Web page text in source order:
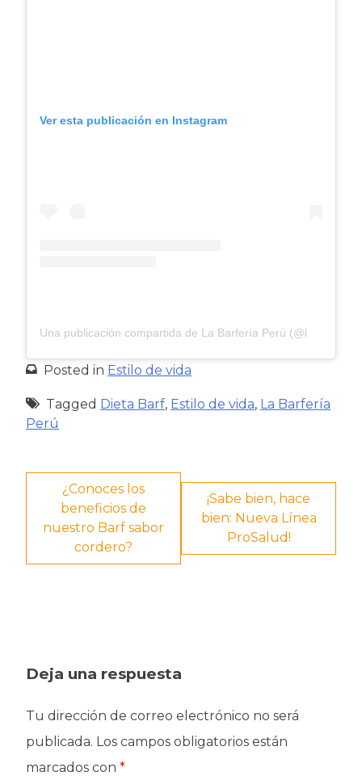
Ver esta publicación en Instagram
Posted in Estilo de vida
Tagged Dieta Barf, Estilo de vida, La Barfería
Perú
Navegación
entradas
¿Conoces los
beneficios de
nuestro Barf sabor
cordero?
¡Sabe bien, hace
bien: Nueva Línea
ProSalud!
Deja una respuesta
Tu dirección de correo electrónico no será
publicada. Los campos obligatorios están
marcados con *